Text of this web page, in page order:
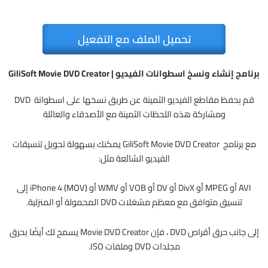
تحميل الملف مع التفعيل
برنامج إنشاء ونسخ اسطوانات الفيديو | GiliSoft Movie DVD Creator
قم بحفظ مقاطع الفيديو الثمينة عن طريق نسخها على اسطوانة DVD
ومشاركة هذه اللحظات الثمينة مع الأصدقاء والعائلة
مع برنامج GiliSoft Movie DVD Creator يمكنك بسهولة تحويل تنسيقات
الفيديو الشائعة مثل:
AVI أو MPEG أو DivX أو DV أو VOB أو WMV أو iPhone 4 (MOV) إلى
تنسيق متوافق مع معظم مشغلات DVD المحمولة أو المنزلية.
إلى جانب حرق أقراص DVD ، فإن Movie DVD Creator يسمح لك أيضًا بحرق
مجلدات DVD وملفات ISO.